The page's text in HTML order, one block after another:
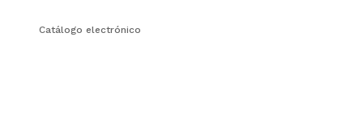
Catálogo electrónico